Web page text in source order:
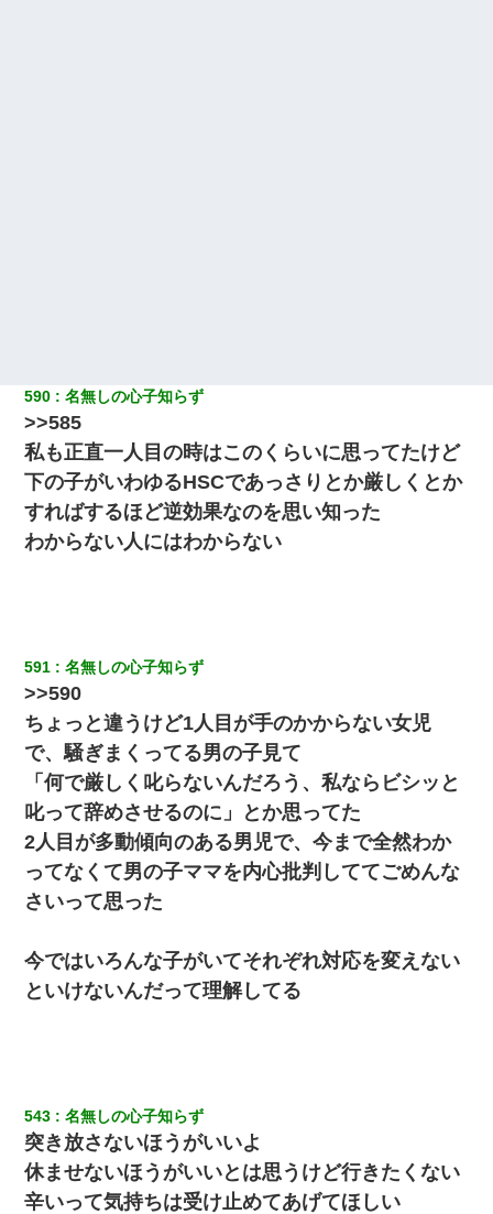
590 名無しの心子知らず
>>585
私も正直一人目の時はこのくらいに思ってたけど
下の子がいわゆるHSCであっさりとか厳しくとか
すればするほど逆効果なのを思い知った
わからない人にはわからない
591 名無しの心子知らず
>>590
ちょっと違うけど1人目が手のかからない女児
で、騒ぎまくってる男の子見て
「何で厳しく叱らないんだろう、私ならビシッと
叱って辞めさせるのに」とか思ってた
2人目が多動傾向のある男児で、今まで全然わか
ってなくて男の子ママを内心批判しててごめんな
さいって思った
今ではいろんな子がいてそれぞれ対応を変えない
といけないんだって理解してる
543 名無しの心子知らず
突き放さないほうがいいよ
休ませないほうがいいとは思うけど行きたくない
辛いって気持ちは受け止めてあげてほしい